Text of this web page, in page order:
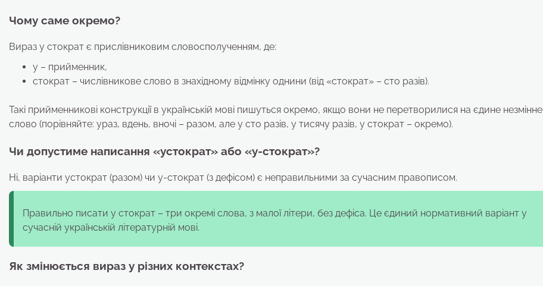
Чому саме окремо?
Вираз у стократ є прислівниковим словосполученням, де:
у – прийменник,
стократ – числівникове слово в знахідному відмінку однини (від «стократ» – сто разів).
Такі прийменникові конструкції в українській мові пишуться окремо, якщо вони не перетворилися на єдине незмінне
слово (порівняйте: ураз, вдень, вночі – разом, але у сто разів, у тисячу разів, у стократ – окремо).
Чи допустиме написання «устократ» або «у-стократ»?
Ні, варіанти устократ (разом) чи у-стократ (з дефісом) є неправильними за сучасним правописом.
Правильно писати у стократ – три окремі слова, з малої літери, без дефіса. Це єдиний нормативний варіант у
сучасній українській літературній мові.
Як змінюється вираз у різних контекстах?